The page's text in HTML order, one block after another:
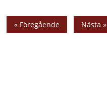
« Föregående Nästa »